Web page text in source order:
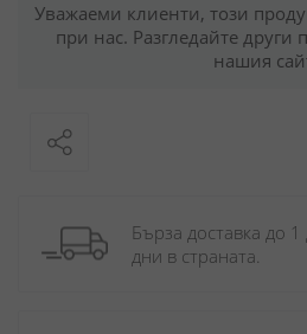
Уважаеми клиенти, този
при нас. Разгледайте други
нашия
Бърза доставка до
дни в страната.